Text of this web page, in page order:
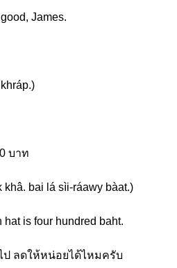
James.
บาท
khâ. bai lá sìi-ráawy bàat.)
is four hundred baht.
ป ลดให้หน่อยได้ไหมครับ